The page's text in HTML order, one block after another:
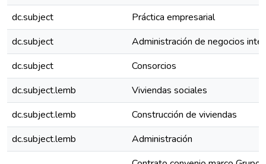
dc.subject
Práctica empresarial
dc.subject
Administración de negocios
dc.subject
Consorcios
dc.subject.lemb
Viviendas sociales
dc.subject.lemb
Construcción de viviendas
dc.subject.lemb
Administración